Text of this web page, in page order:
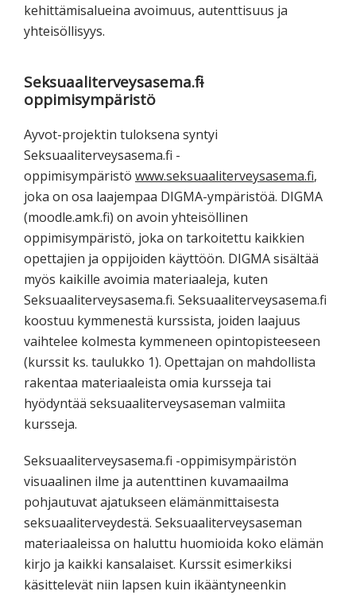
kehittämisalueina avoimuus, autenttisuus ja
yhteisöllisyys.
Seksuaaliterveysasema.fi -
oppimisympäristö
Ayvot-projektin tuloksena syntyi
Seksuaaliterveysasema.fi -
oppimisympäristö www.seksuaaliterveysasema.fi,
joka on osa laajempaa DIGMA-ympäristöä. DIGMA
(moodle.amk.fi) on avoin yhteisöllinen
oppimisympäristö, joka on tarkoitettu kaikkien
opettajien ja oppijoiden käyttöön. DIGMA sisältää
myös kaikille avoimia materiaaleja, kuten
Seksuaaliterveysasema.fi. Seksuaaliterveysasema.fi
koostuu kymmenestä kurssista, joiden laajuus
vaihtelee kolmesta kymmeneen opintopisteeseen
(kurssit ks. taulukko 1). Opettajan on mahdollista
rakentaa materiaaleista omia kursseja tai
hyödyntää seksuaaliterveysaseman valmiita
kursseja.
Seksuaaliterveysasema.fi -oppimisympäristön
visuaalinen ilme ja autenttinen kuvamaailma
pohjautuvat ajatukseen elämänmittaisesta
seksuaaliterveydestä. Seksuaaliterveysaseman
materiaaleissa on haluttu huomioida koko elämän
kirjo ja kaikki kansalaiset. Kurssit esimerkiksi
käsittelevät niin lapsen kuin ikääntyneenkin